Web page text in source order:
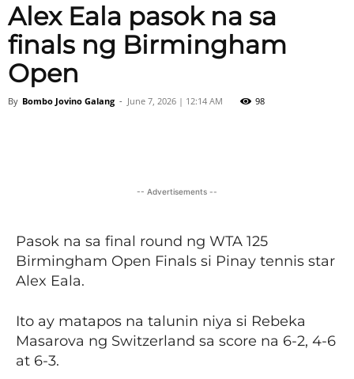
Alex Eala pasok na sa
finals ng Birmingham
Open
By Bombo Jovino Galang - June 7, 2026 | 12:14 AM 98
-- Advertisements --
Pasok na sa final round ng WTA 125
Birmingham Open Finals si Pinay tennis star
Alex Eala.
Ito ay matapos na talunin niya si Rebeka
Masarova ng Switzerland sa score na 6-2, 4-6
at 6-3.